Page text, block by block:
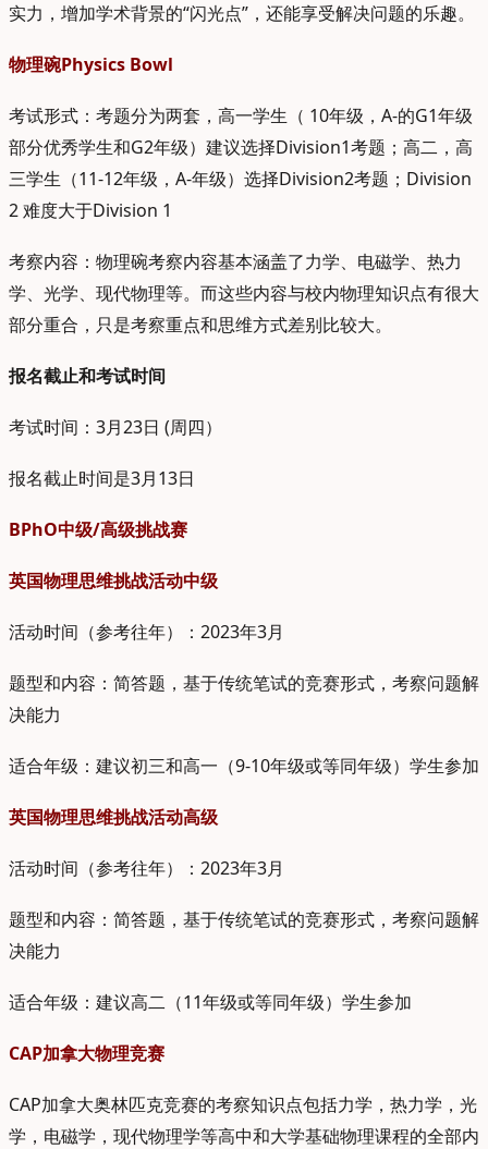
实力，增加学术背景的“闪光点”，还能享受解决问题的乐趣。
物理碗Physics Bowl
考试形式：考题分为两套，高一学生（ 10年级，A-的G1年级
部分优秀学生和G2年级）建议选择Division1考题；高二，高
三学生（11-12年级，A-年级）选择Division2考题；Division
2 难度大于Division 1
考察内容：物理碗考察内容基本涵盖了力学、电磁学、热力
学、光学、现代物理等。而这些内容与校内物理知识点有很大
部分重合，只是考察重点和思维方式差别比较大。
报名截止和考试时间
考试时间：3月23日 (周四）
报名截止时间是3月13日
BPhO中级/高级挑战赛
英国物理思维挑战活动中级
活动时间（参考往年）：2023年3月
题型和内容：简答题，基于传统笔试的竞赛形式，考察问题解
决能力
适合年级：建议初三和高一（9-10年级或等同年级）学生参加
英国物理思维挑战活动高级
活动时间（参考往年）：2023年3月
题型和内容：简答题，基于传统笔试的竞赛形式，考察问题解
决能力
适合年级：建议高二（11年级或等同年级）学生参加
CAP加拿大物理竞赛
CAP加拿大奥林匹克竞赛的考察知识点包括力学，热力学，光
学，电磁学，现代物理学等高中和大学基础物理课程的全部内